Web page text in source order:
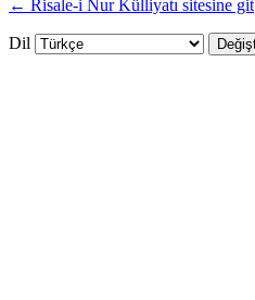
← Risale-i Nur Külliyatı sitesine git
Dil